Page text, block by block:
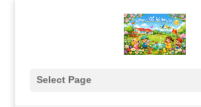
Select Page